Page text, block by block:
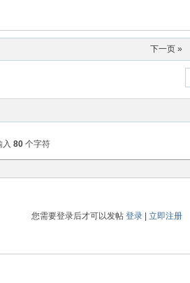
下一页 »
入 80 个字符
您需要登录后才可以发帖 登录 立即注册